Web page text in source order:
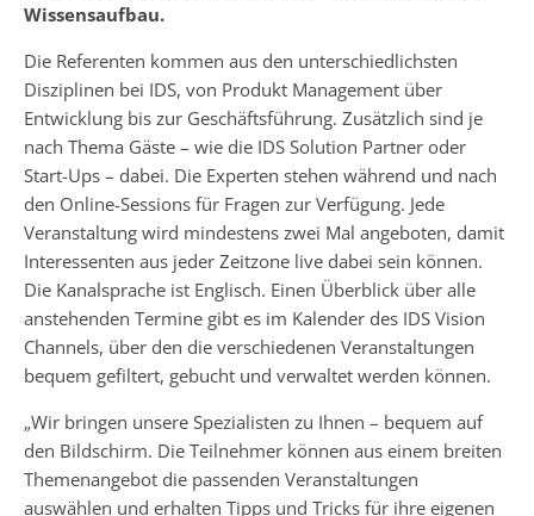
Wissensaufbau.
Die Referenten kommen aus den unterschiedlichsten
Disziplinen bei IDS, von Produkt Management über
Entwicklung bis zur Geschäftsführung. Zusätzlich sind je
nach Thema Gäste – wie die IDS Solution Partner oder
Start-Ups – dabei. Die Experten stehen während und nach
den Online-Sessions für Fragen zur Verfügung. Jede
Veranstaltung wird mindestens zwei Mal angeboten, damit
Interessenten aus jeder Zeitzone live dabei sein können.
Die Kanalsprache ist Englisch. Einen Überblick über alle
anstehenden Termine gibt es im Kalender des IDS Vision
Channels, über den die verschiedenen Veranstaltungen
bequem gefiltert, gebucht und verwaltet werden können.
„Wir bringen unsere Spezialisten zu Ihnen – bequem auf
den Bildschirm. Die Teilnehmer können aus einem breiten
Themenangebot die passenden Veranstaltungen
auswählen und erhalten Tipps und Tricks für ihre eigenen